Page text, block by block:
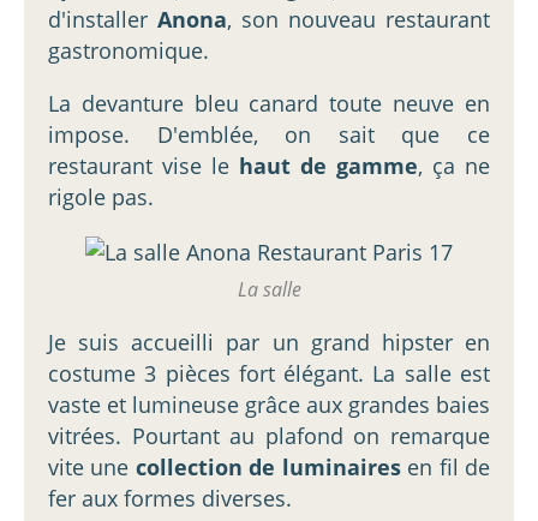
d'installer Anona, son nouveau restaurant
gastronomique.
La devanture bleu canard toute neuve en
impose. D'emblée, on sait que ce
restaurant vise le haut de gamme, ça ne
rigole pas.
La salle
Je suis accueilli par un grand hipster en
costume 3 pièces fort élégant. La salle est
vaste et lumineuse grâce aux grandes baies
vitrées. Pourtant au plafond on remarque
vite une collection de luminairesen fil de
fer aux formes diverses.